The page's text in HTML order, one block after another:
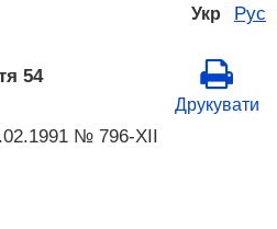
Укр Рус
54
Друкувати
№ 796-XII